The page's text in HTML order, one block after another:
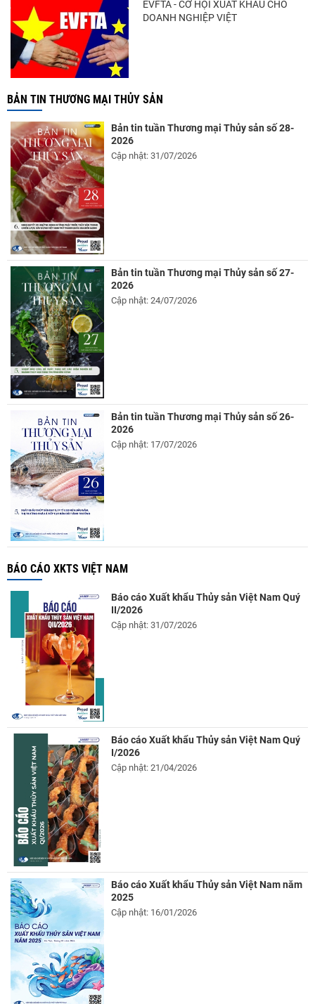
EVFTA - CƠ HỘI XUẤT KHẨU CHO
DOANH NGHIỆP VIỆT
BẢN TIN THƯƠNG MẠI THỦY SẢN
Bản tin tuần Thương mại Thủy sản số 28-
2026
Cập nhật: 31/07/2026
Bản tin tuần Thương mại Thủy sản số 27-
2026
Cập nhật: 24/07/2026
Bản tin tuần Thương mại Thủy sản số 26-
2026
Cập nhật: 17/07/2026
BÁO CÁO XKTS VIỆT NAM
Báo cáo Xuất khẩu Thủy sản Việt Nam Quý
II/2026
Cập nhật: 31/07/2026
Báo cáo Xuất khẩu Thủy sản Việt Nam Quý
I/2026
Cập nhật: 21/04/2026
Báo cáo Xuất khẩu Thủy sản Việt Nam năm
2025
Cập nhật: 16/01/2026